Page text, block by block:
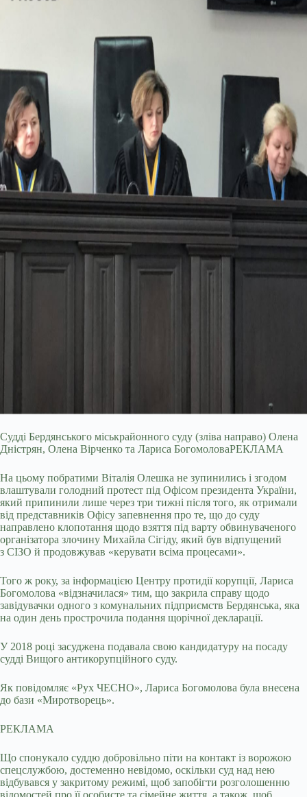
Судді Бердянського міськрайонного суду (зліва направо) Олена
Дністрян, Олена Вірченко та Лариса БогомоловаРЕКЛАМА
На цьому побратими Віталія Олешка не зупинились і згодом
влаштували голодний протест під Офісом президента України,
який припинили лише через три тижні після того, як отримали
від представників Офісу запевнення про те, що до суду
направлено клопотання щодо взяття під варту обвинуваченого
організатора злочину Михайла Сігіду, який був відпущений
з СІЗО й продовжував «керувати всіма процесами».
Того ж року, за інформацією Центру протидії корупції, Лариса
Богомолова «відзначилася» тим, що закрила справу щодо
завідувачки одного з комунальних підприємств Бердянська, яка
на один день прострочила подання щорічної декларації.
У 2018 році засуджена подавала свою кандидатуру на посаду
судді Вищого антикорупційного суду.
Як повідомляє «Рух ЧЕСНО», Лариса Богомолова була внесена
до бази «Миротворець».
РЕКЛАМА
Що спонукало суддю добровільно піти на контакт із ворожою
спецслужбою, достеменно невідомо, оскільки суд над нею
відбувався у закритому режимі, щоб запобігти розголошенню